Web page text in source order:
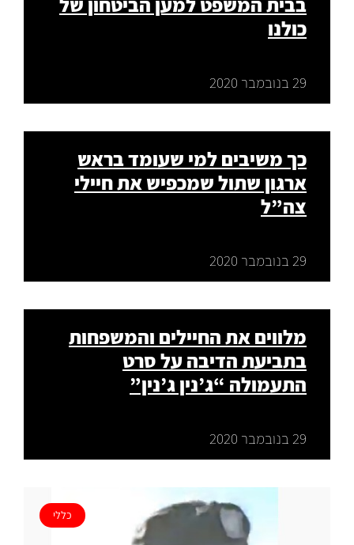
כולנו
29 בנובמבר 2020
כך משיבים למי שעומד בראש
ארגון שתול שמכפיש את חיילי
צה”ל
29 בנובמבר 2020
מלווים את החיילים והמשפחות
בתביעת הדיבה על סרט
התעמולה “ג’נין ג’נין”
29 בנובמבר 2020
כללי